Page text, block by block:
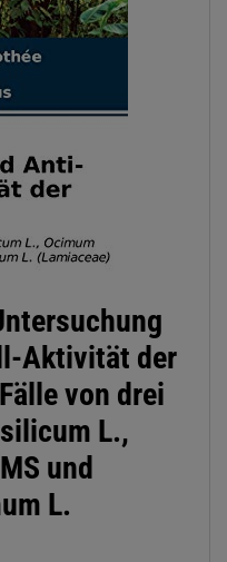
Aktivität der
von drei
L.,
und
L.